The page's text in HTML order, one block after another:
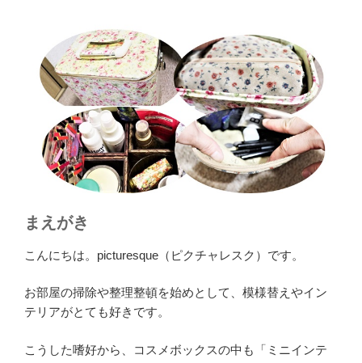
まえがき
こんにちは。picturesque（ピクチャレスク）です。
お部屋の掃除や整理整頓を始めとして、模様替えやイン
テリアがとても好きです。
こうした嗜好から、コスメボックスの中も「ミニインテ